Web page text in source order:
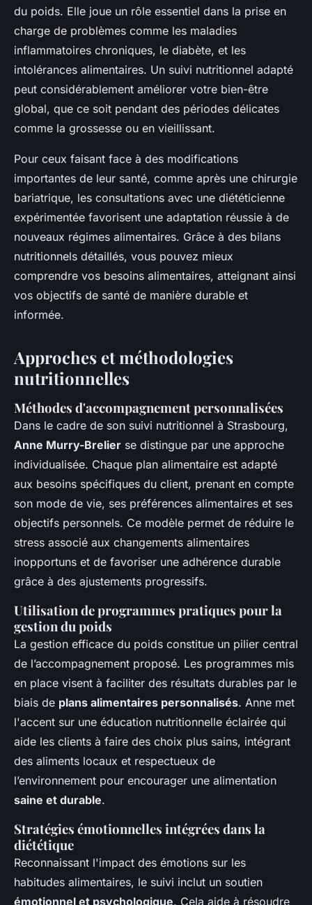
du poids. Elle joue un rôle essentiel dans la prise en
charge de problèmes comme les maladies
inflammatoires chroniques, le diabète, et les
intolérances alimentaires. Un suivi nutritionnel adapté
peut considérablement améliorer votre bien-être
global, que ce soit pendant des périodes délicates
comme la grossesse ou en vieillissant.
Pour ceux faisant face à des modifications
importantes de leur santé, comme après une chirurgie
bariatrique, les consultations avec une diététicienne
expérimentée favorisent une adaptation réussie à de
nouveaux régimes alimentaires. Grâce à des bilans
nutritionnels détaillés, vous pouvez mieux
comprendre vos besoins alimentaires, atteignant ainsi
vos objectifs de santé de manière durable et
informée.
Approches et méthodologies
nutritionnelles
Méthodes d'accompagnement personnalisées
Dans le cadre de son suivi nutritionnel à Strasbourg,
Anne Murry-Brelier se distingue par une approche
individualisée. Chaque plan alimentaire est adapté
aux besoins spécifiques du client, prenant en compte
son mode de vie, ses préférences alimentaires et ses
objectifs personnels. Ce modèle permet de réduire le
stress associé aux changements alimentaires
inopportuns et de favoriser une adhérence durable
grâce à des ajustements progressifs.
Utilisation de programmes pratiques pour la
gestion du poids
La gestion efficace du poids constitue un pilier central
de l’accompagnement proposé. Les programmes mis
en place visent à faciliter des résultats durables par le
biais de plans alimentaires personnalisés. Anne met
l'accent sur une éducation nutritionnelle éclairée qui
aide les clients à faire des choix plus sains, intégrant
des aliments locaux et respectueux de
l’environnement pour encourager une alimentation
saine et durable.
Stratégies émotionnelles intégrées dans la
diététique
Reconnaissant l'impact des émotions sur les
habitudes alimentaires, le suivi inclut un soutien
émotionnel et psychologique. Cela aide à résoudre